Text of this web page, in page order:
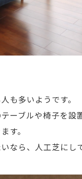
も多いようです。
ーブルや椅子を
す。
なら、人工芝にし